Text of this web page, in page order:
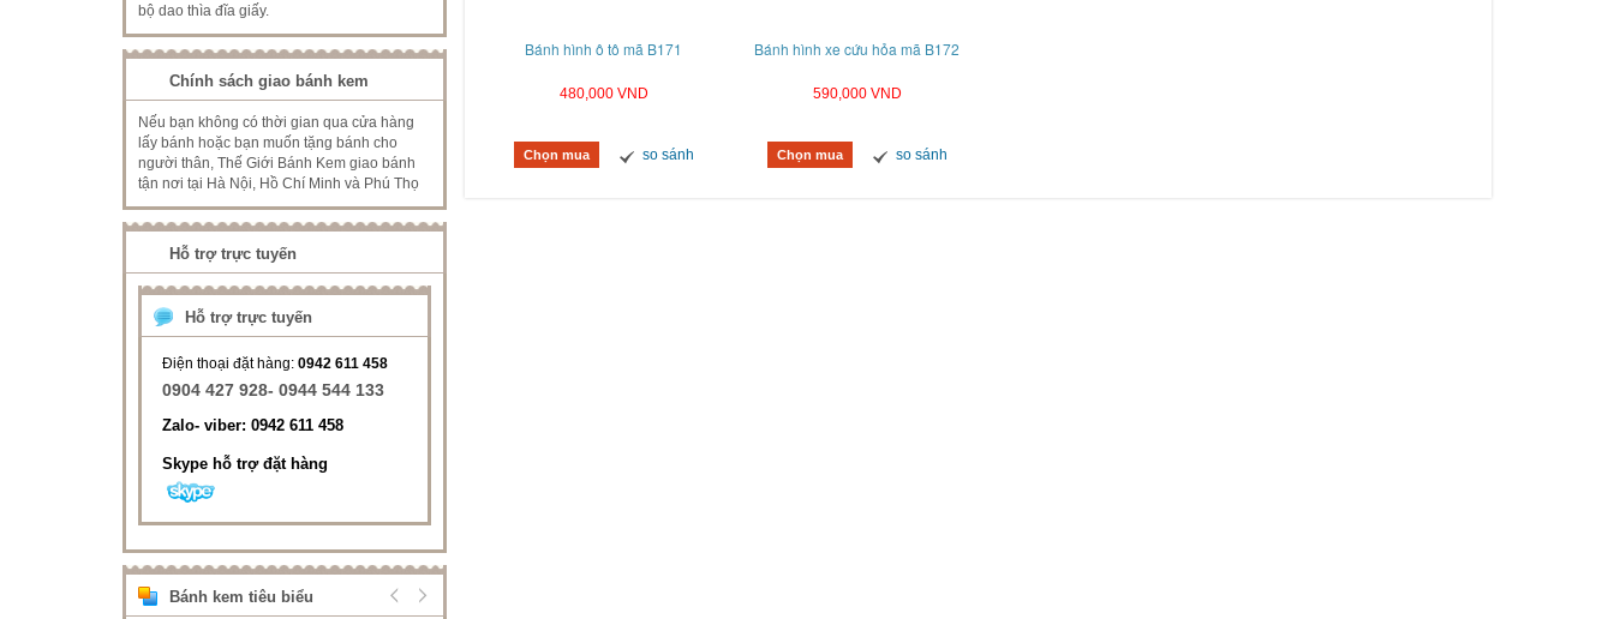
Bánh hình ô tô mã B171
480,000 VND
Chọn mua so sánh
Bánh hình xe cứu hỏa mã B172
590,000 VND
Chọn mua so sánh
bộ dao thìa đĩa giấy.
Chính sách giao bánh kem
Nếu bạn không có thời gian qua cửa hàng
lấy bánh hoặc bạn muốn tặng bánh cho
người thân, Thế Giới Bánh Kem giao bánh
tận nơi tại Hà Nội, Hồ Chí Minh và Phú Thọ
Hỗ trợ trực tuyến
Hỗ trợ trực tuyến
Điện thoại đặt hàng: 0942 611 458
0904 427 928- 0944 544 133
Zalo- viber: 0942 611 458
Skype hỗ trợ đặt hàng
Bánh kem tiêu biểu